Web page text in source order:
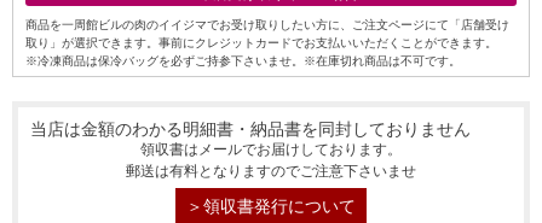
商品を一周館ビルの肉のイイジマでお受け取りしたい方に、ご注文ページにて「店舗受け
取り」が選択できます。事前にクレジットカードでお支払いいただくことができます。
※冷凍商品は保冷バッグを必ずご持参下さいませ。※在庫切れ商品は不可です。
当店は金額のわかる明細書・納品書を同封しておりません
領収書はメールでお届けしております。
郵送は有料となりますのでご注意下さいませ
＞領収書発行について